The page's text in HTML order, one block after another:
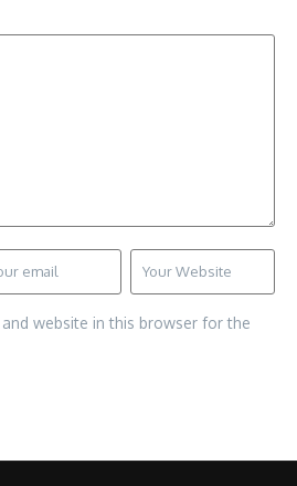
and website in this browser for the